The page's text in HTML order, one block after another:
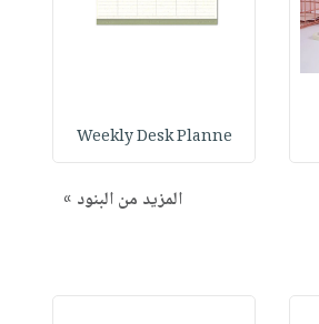
Weekly Desk Planne
المزيد من البنود »